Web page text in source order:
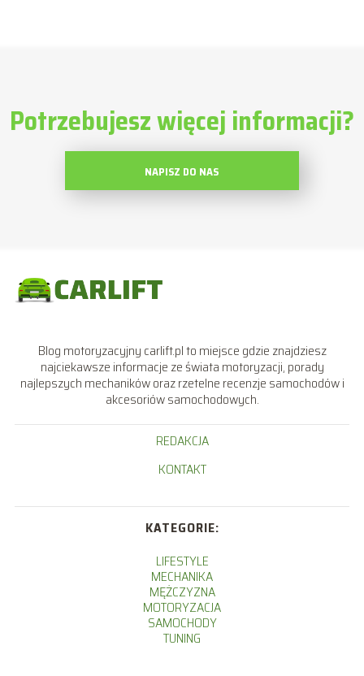
Potrzebujesz więcej informacji?
NAPISZ DO NAS
Blog motoryzacyjny carlift.pl to miejsce gdzie znajdziesz
najciekawsze informacje ze świata motoryzacji, porady
najlepszych mechaników oraz rzetelne recenzje samochodów i
akcesoriów samochodowych.
REDAKCJA
KONTAKT
KATEGORIE:
LIFESTYLE
MECHANIKA
MĘŻCZYZNA
MOTORYZACJA
SAMOCHODY
TUNING